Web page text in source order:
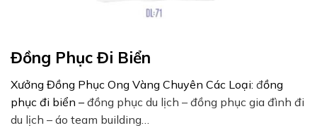
Đồng Phục Đi Biển
Xưởng Đồng Phục Ong Vàng Chuyên Các Loại: đồng
phục đi biển – đồng phục du lịch – đồng phục gia đình đi
du lịch – áo team building…